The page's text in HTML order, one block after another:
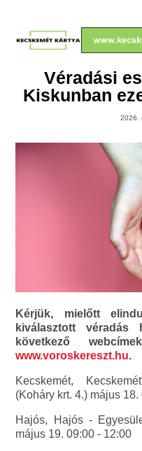
Véradási
Kiskunban
2026.
Kérjük, mielőtt
kiválasztott
következő
www.voroskereszt.hu.
Kecskemét,
(Koháry krt. 4.) május
Hajós, Hajós -
május 19. 09:00 - 12:00